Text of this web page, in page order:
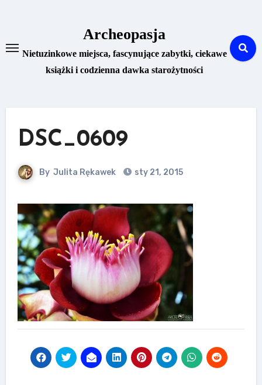
Archeopasja
Nietuzinkowe miejsca, fascynujące zabytki, ciekawe
książki i codzienna dawka starożytności
DSC_0609
By Julita Rękawek sty 21, 2015